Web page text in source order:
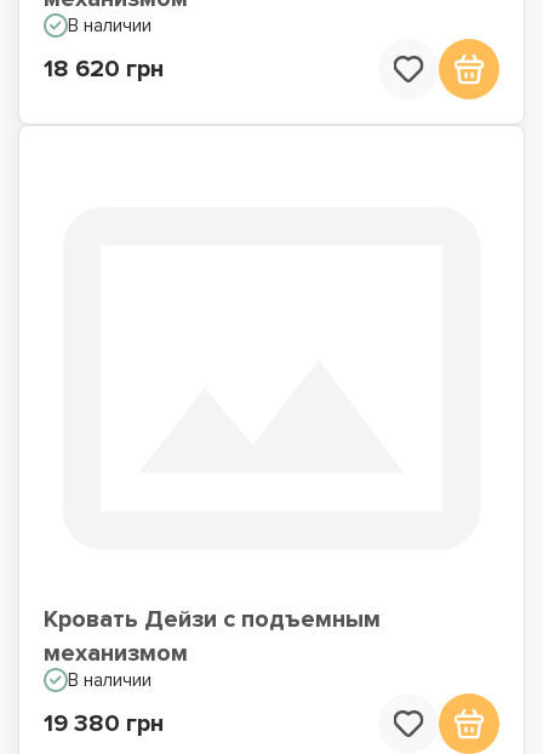
В наличии
18 620 грн
Кровать Дейзи с подъемным
механизмом
В наличии
19 380 грн